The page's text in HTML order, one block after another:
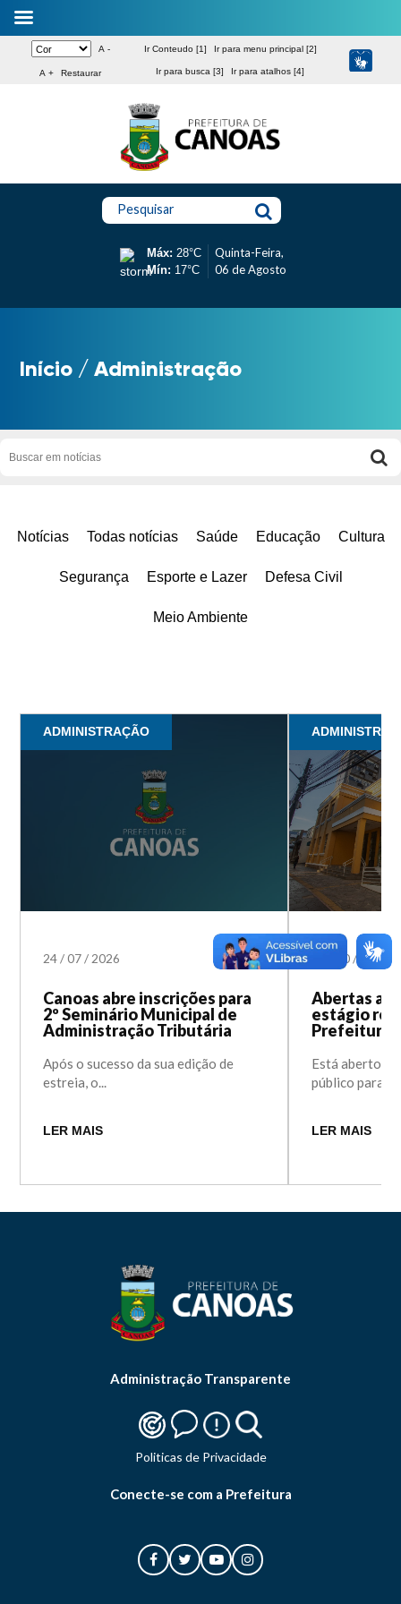
A -
A + Restaurar
Ir Conteudo [1] Ir para menu principal [2]
Ir para busca [3] Ir para atalhos [4]
Pesquisar
Máx: 28°C
Mín: 17°C
Quinta-Feira,
06 de Agosto
Início /Administração
Notícias Todas notícias Saúde Educação Cultura
Segurança Esporte e Lazer Defesa Civil
Meio Ambiente
ADMINISTRAÇÃO
24 /07 /2026
Canoas abre inscrições para
2º Seminário Municipal de
Administração Tributária
Após o sucesso da sua edição de
estreia, o...
LER MAIS
10 / 2023
Abertas as
estágio
Prefeitura
Está aberto
público para a
LER MAIS
Administração Transparente
Politicas de Privacidade
Conecte-se com a Prefeitura